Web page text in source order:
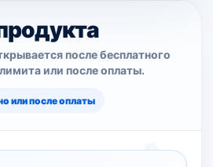
после бесплатного
или после оплаты.
или после оплаты